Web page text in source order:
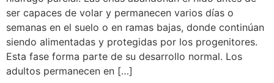
ser capaces de volar y permanecen varios días o
semanas en el suelo o en ramas bajas, donde continúan
siendo alimentadas y protegidas por los progenitores.
Esta fase forma parte de su desarrollo normal. Los
adultos permanecen en […]